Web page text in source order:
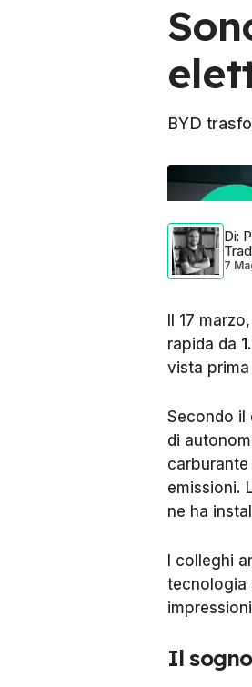
BYD
Di:
7
Il 17 marzo,
rapida da
vista
Secondo il
di
emissioni.
ne ha
I colleghi
tecnologia
Il